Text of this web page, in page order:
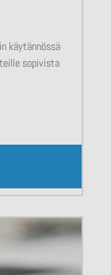
käytännössä
sopivista